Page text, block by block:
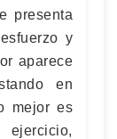
presenta
y
aparece
en
mejor es